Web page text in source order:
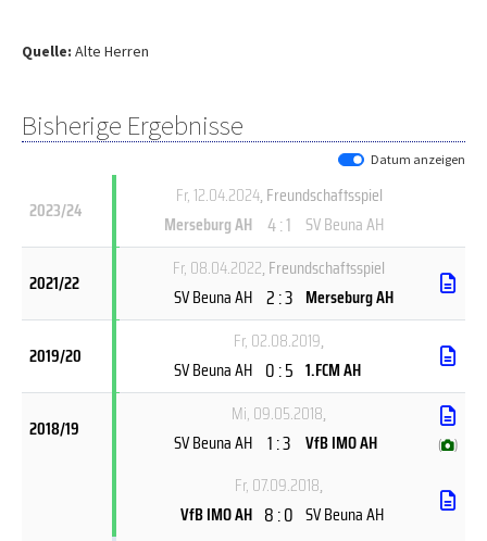
Quelle: Alte Herren
Bisherige Ergebnisse
Datum anzeigen
2023/24
Fr, 12.04.2024, Freundschaftsspiel
Merseburg AH 4 : 1 SV Beuna AH
2021/22
Fr, 08.04.2022, Freundschaftsspiel
SV Beuna AH 2 : 3 Merseburg AH
2019/20
Fr, 02.08.2019,
SV Beuna AH 0 : 5 1.FCM AH
2018/19
Mi, 09.05.2018,
SV Beuna AH 1 : 3 VfB IMO AH ( )
Fr, 07.09.2018,
VfB IMO AH 8 : 0 SV Beuna AH